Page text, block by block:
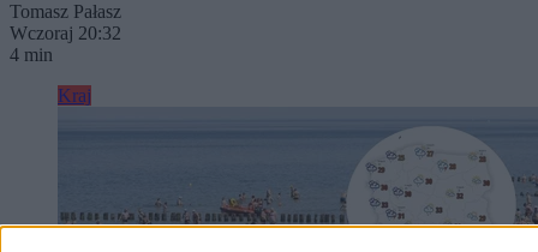
Tomasz Pałasz
Wczoraj 20:32
4 min
Kraj